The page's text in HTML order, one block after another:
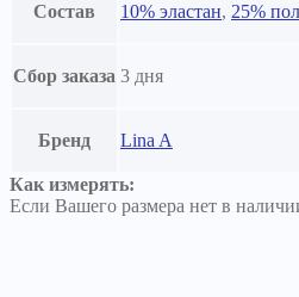
Состав 10% эластан, 25%
Сбор заказа 3 дня
Бренд Lina A
Как измерять:
Если Вашего размера нет в